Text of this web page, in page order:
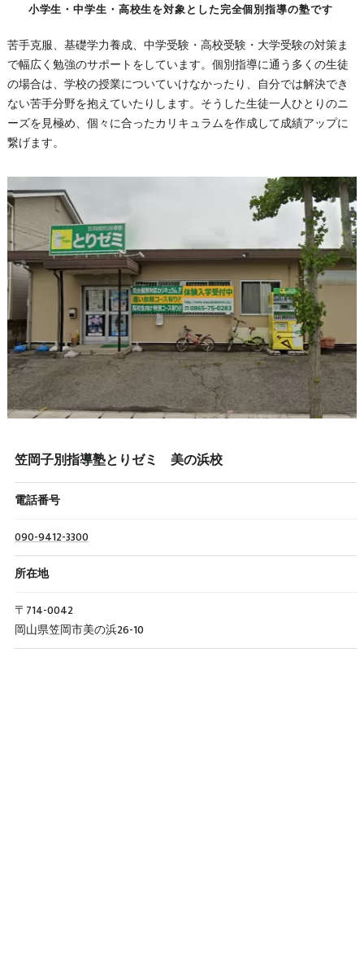
小学生・中学生・高校生を対象とした完全個別指導の塾です
苦手克服、基礎学力養成、中学受験・高校受験・大学受験の対策ま
で幅広く勉強のサポートをしています。個別指導に通う多くの生徒
の場合は、学校の授業についていけなかったり、自分では解決でき
ない苦手分野を抱えていたりします。そうした生徒一人ひとりのニ
ーズを見極め、個々に合ったカリキュラムを作成して成績アップに
繋げます。
笠岡子別指導塾とりゼミ 美の浜校
電話番号
090-9412-3300
所在地
〒714-0042
岡山県笠岡市美の浜26-10